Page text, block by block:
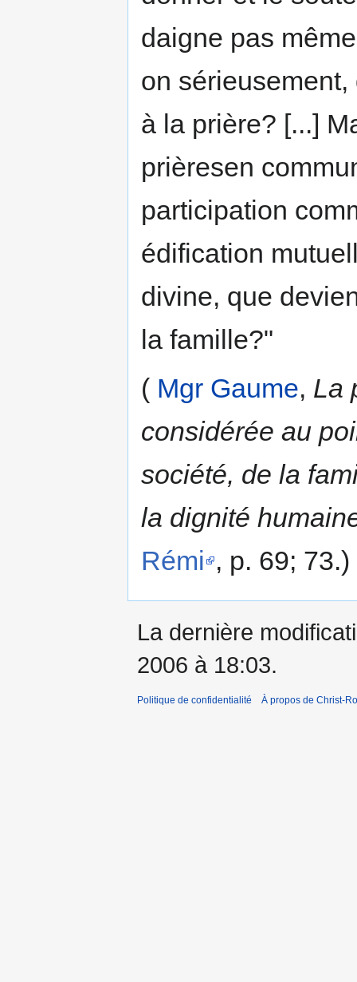
daigne pas
on
à la prière? [...]
prièresen
participation
édification
divine, que
la famille?"
( Mgr Gaume, La
considérée au
société, de la
la dignité
Rémi , p. 69; 73.)
La dernière
2006 à 18:03.
Politique de confidentialité À propos de Christ-